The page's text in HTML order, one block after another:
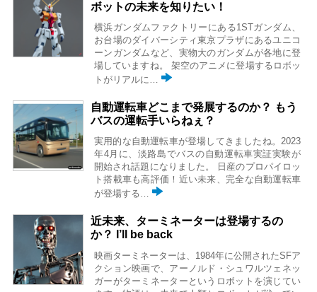
ボットの未来を知りたい！
横浜ガンダムファクトリーにある1STガンダム、
お台場のダイバーシティ東京プラザにあるユニコ
ーンガンダムなど、実物大のガンダムが各地に登
場していますね。 架空のアニメに登場するロボッ
トがリアルに…
自動運転車どこまで発展するのか？ もう
バスの運転手いらねぇ？
実用的な自動運転車が登場してきましたね。2023
年4月に、淡路島でバスの自動運転車実証実験が
開始され話題になりました。 日産のプロパイロッ
ト搭載車も高評価！近い未来、完全な自動運転車
が登場する…
近未来、ターミネーターは登場するの
か？ I’ll be back
映画ターミネーターは、1984年に公開されたSFア
クション映画で、アーノルド・シュワルツェネッ
ガーがターミネーターというロボットを演じてい